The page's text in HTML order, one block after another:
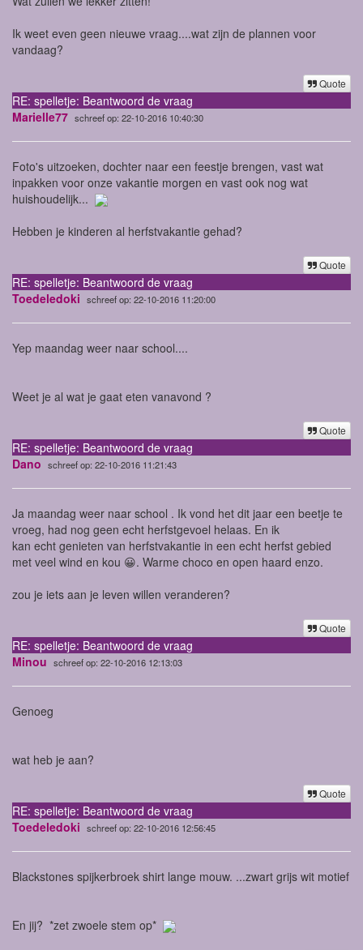
Ik weet even geen nieuwe vraag....wat zijn de plannen voor
vandaag?
Quote
RE: spelletje: Beantwoord de vraag
Marielle77 schreef op: 22-10-2016 10:40:30
Foto's uitzoeken, dochter naar een feestje brengen, vast wat
inpakken voor onze vakantie morgen en vast ook nog wat
huishoudelijk...
Hebben je kinderen al herfstvakantie gehad?
Quote
RE: spelletje: Beantwoord de vraag
Toedeledoki schreef op: 22-10-2016 11:20:00
Yep maandag weer naar school....
Weet je al wat je gaat eten vanavond ?
Quote
RE: spelletje: Beantwoord de vraag
Dano schreef op: 22-10-2016 11:21:43
Ja maandag weer naar school . Ik vond het dit jaar een beetje te
vroeg, had nog geen echt herfstgevoel helaas. En ik
kan echt genieten van herfstvakantie in een echt herfst gebied
met veel wind en kou 😀. Warme choco en open haard enzo.
zou je iets aan je leven willen veranderen?
Quote
RE: spelletje: Beantwoord de vraag
Minou schreef op: 22-10-2016 12:13:03
Genoeg
wat heb je aan?
Quote
RE: spelletje: Beantwoord de vraag
Toedeledoki schreef op: 22-10-2016 12:56:45
Blackstones spijkerbroek shirt lange mouw. ...zwart grijs wit motief
En jij? *zet zwoele stem op*